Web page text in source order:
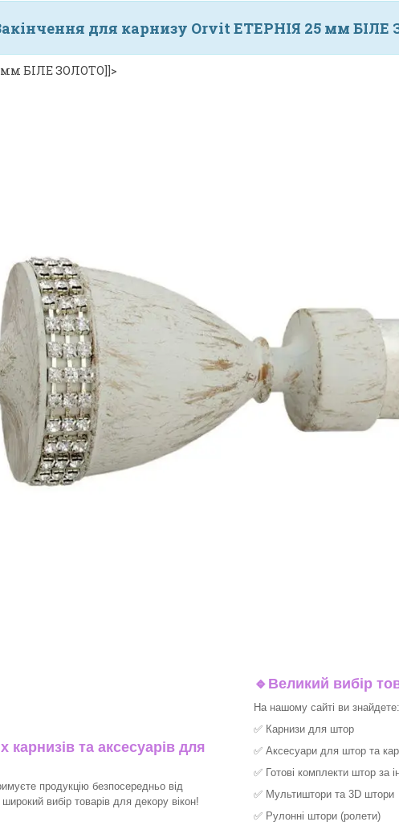
для карнизу Orvit ЕТЕРНІЯ 25 мм БІЛЕ
мм БІЛЕ ЗОЛОТО]]>
та аксесуарів для
продукцію безпосередньо від
вибір товарів для декору вікон!​
🔹 Великий вибір
На нашому сайті ви знайдете:
✅ Карнизи для штор
✅ Аксесуари для штор та
✅ Готові комплекти штор за
✅ Мультиштори та 3D штори
✅ Рулонні штори (ролети)